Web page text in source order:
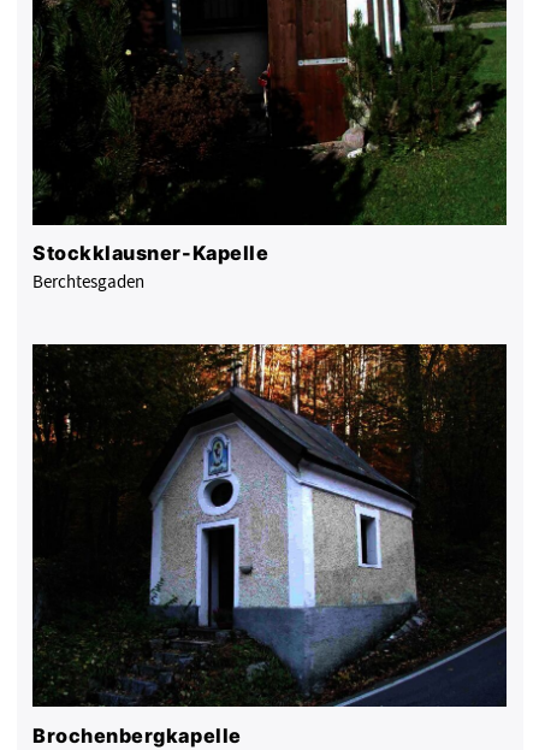
Stockklausner-Kapelle
Berchtesgaden
Brochenbergkapelle